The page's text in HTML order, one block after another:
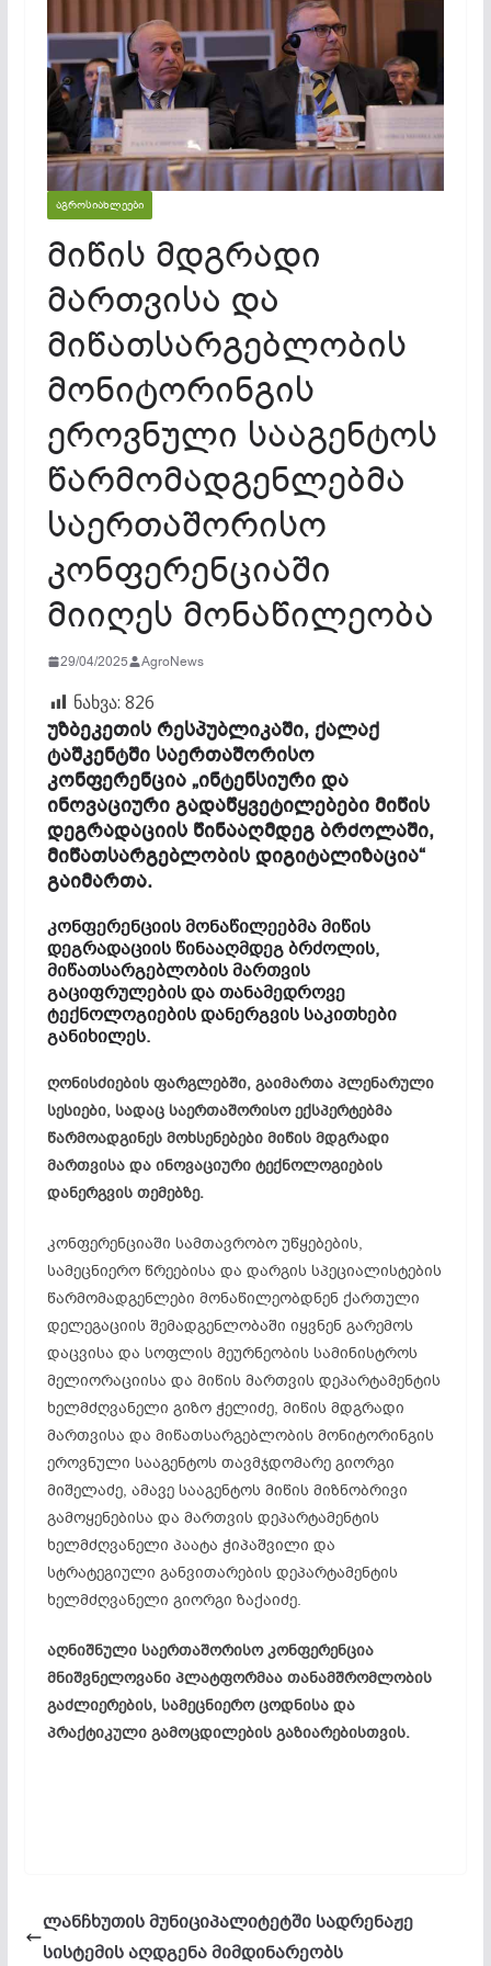
ᲐᲒᲠᲝᲡᲘᲐᲮᲚᲔᲔᲑᲘ
მიწის მდგრადი
მართვისა და
მიწათსარგებლობის
მონიტორინგის
ეროვნული სააგენტოს
წარმომადგენლებმა
საერთაშორისო
კონფერენციაში
მიიღეს მონაწილეობა
29/04/2025 AgroNews
ნახვა: 826
უზბეკეთის რესპუბლიკაში, ქალაქ
ტაშკენტში საერთაშორისო
კონფერენცია „ინტენსიური და
ინოვაციური გადაწყვეტილებები მიწის
დეგრადაციის წინააღმდეგ ბრძოლაში,
მიწათსარგებლობის დიგიტალიზაცია“
გაიმართა.
კონფერენციის მონაწილეებმა მიწის
დეგრადაციის წინააღმდეგ ბრძოლის,
მიწათსარგებლობის მართვის
გაციფრულების და თანამედროვე
ტექნოლოგიების დანერგვის საკითხები
განიხილეს.
ღონისძიების ფარგლებში, გაიმართა პლენარული
სესიები, სადაც საერთაშორისო ექსპერტებმა
წარმოადგინეს მოხსენებები მიწის მდგრადი
მართვისა და ინოვაციური ტექნოლოგიების
დანერგვის თემებზე.
კონფერენციაში სამთავრობო უწყებების,
სამეცნიერო წრეებისა და დარგის სპეციალისტების
წარმომადგენლები მონაწილეობდნენ ქართული
დელეგაციის შემადგენლობაში იყვნენ გარემოს
დაცვისა და სოფლის მეურნეობის სამინისტროს
მელიორაციისა და მიწის მართვის დეპარტამენტის
ხელმძღვანელი გიზო ჭელიძე, მიწის მდგრადი
მართვისა და მიწათსარგებლობის მონიტორინგის
ეროვნული სააგენტოს თავმჯდომარე გიორგი
მიშელაძე, ამავე სააგენტოს მიწის მიზნობრივი
გამოყენებისა და მართვის დეპარტამენტის
ხელმძღვანელი პაატა ჭიპაშვილი და
სტრატეგიული განვითარების დეპარტამენტის
ხელმძღვანელი გიორგი ზაქაიძე.
აღნიშნული საერთაშორისო კონფერენცია
მნიშვნელოვანი პლატფორმაა თანამშრომლობის
გაძლიერების, სამეცნიერო ცოდნისა და
პრაქტიკული გამოცდილების გაზიარებისთვის.
ლანჩხუთის მუნიციპალიტეტში სადრენაჟე
სისტემის აღდგენა მიმდინარეობს